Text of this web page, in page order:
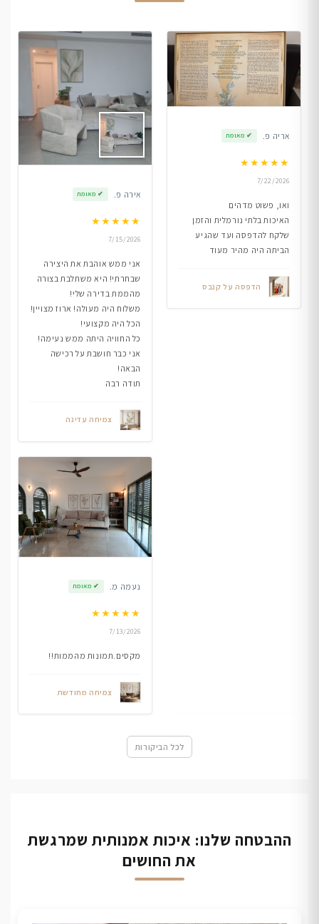
אריה פ. ✔ מאומת
★★★★★
7/22/2026
ואו, פשוט מדהים
האיכות בלתי נורמלית והזמן
שלקח להדפסה ועד שהגיע
הביתה היה מהיר מעוד
הדפסה על קנבס
אירה פ. ✔ מאומת
★★★★★
7/15/2026
אני ממש אוהבת את היצירה
שבחרתי! היא משתלבת בצורה
מהממת בדירה שלי!
משלוח היה מעולה! ארוז מצויין!
הכל היה מקצועי!
כל החוויה היתה ממש נעימה!
אני כבר חושבת על רכישה
הבאה!
תודה רבה
צמיחה עדינה
נעמה מ. ✔ מאומת
★★★★★
7/13/2026
מקסים.תמונות מהממות!!
צמיחה מחודשת
לכל הביקורות
ההבטחה שלנו: איכות אמנותית שמרגשת
את החושים